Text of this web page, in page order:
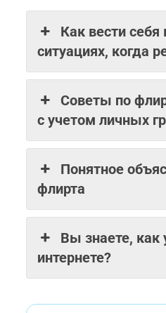
Как вести
ситуациях, когда
Советы по
с учетом личных
Понятное
флирта
Вы знаете, как
интернете?